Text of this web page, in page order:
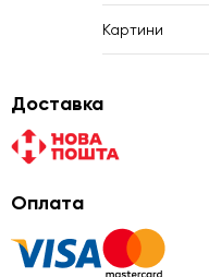
Картини
Доставка
Оплата